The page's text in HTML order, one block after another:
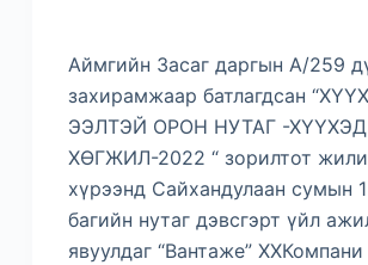
Аймгийн Засаг даргын А/259
захирамжаар батлагдсан
ЭЭЛТЭЙ ОРОН НУТАГ -ХҮҮХЭД
ХӨГЖИЛ-2022 “ зорилтот
хүрээнд Сайхандулаан сумын
багийн нутаг дэвсгэрт үйл
явуулдаг “Вантаже”